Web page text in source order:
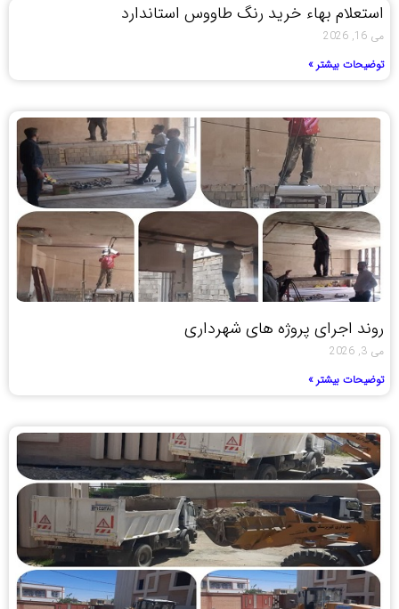
استعلام بهاء خرید رنگ طاووس استاندارد
می 16, 2026
توضیحات بیشتر »
روند اجرای پروژه های شهرداری
می 3, 2026
توضیحات بیشتر »